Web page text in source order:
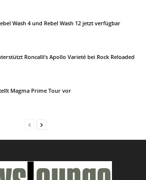
Wash 4 und Rebel Wash 12 jetzt verfügbar
Roncalli’s Apollo Varieté bei Rock Reloaded
Magma Prime Tour vor